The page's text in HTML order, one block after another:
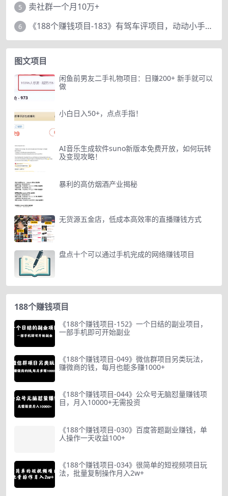
5 卖社群一个月10万+
6 《188个赚钱项目-183》有驾车评项目，动动小手，复制粘贴赚44元！
图文项目
闲鱼前男友二手礼物项目：日赚200+ 新手就可以
做
小白日入50+，点点手指！
AI音乐生成软件suno新版本免费开放，如何玩转
及变现攻略！
暴利的高仿烟酒产业揭秘
无货源五金店，低成本高效率的直播赚钱方式
盘点十个可以通过手机完成的网络赚钱项目
188个赚钱项目
《188个赚钱项目-152》一个日结的副业项目，
一部手机即可开始副业
《188个赚钱项目-049》微信群项目另类玩法，
赚微商的钱，每月也能多赚1000+
《188个赚钱项目-044》公众号无脑怼量赚钱项
目，月入10000+无需投资
《188个赚钱项目-030》百度答题副业赚钱，单
人操作一天收益100+
《188个赚钱项目-034》很简单的短视频项目玩
法，批量复制操作月入2w+